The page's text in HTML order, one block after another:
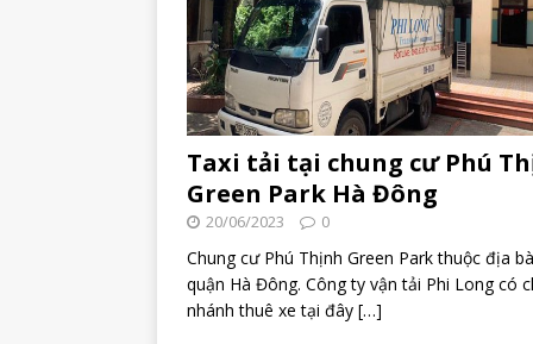
Taxi tải tại chung cư Phú
Green Park Hà Đông
20/06/2023 0
Chung cư Phú Thịnh Green Park thuộc địa
quận Hà Đông. Công ty vận tải Phi Long có
nhánh thuê xe tại đây […]